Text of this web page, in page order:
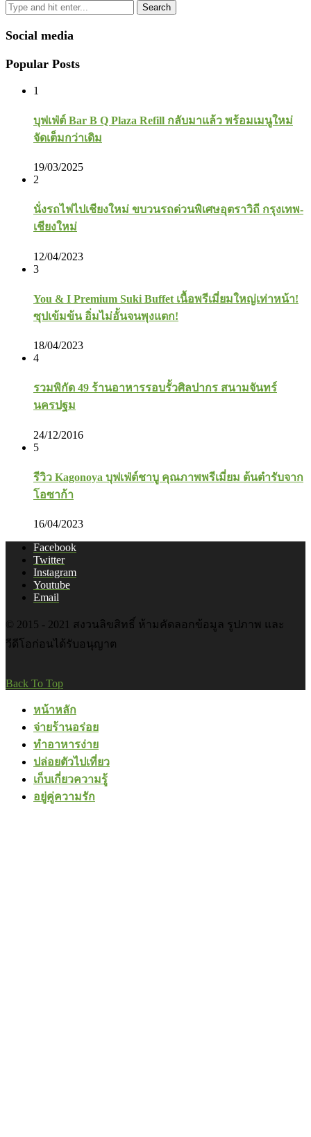
Search
Social media
Popular Posts
1
บุฟเฟ่ต์ Bar B Q Plaza Refill กลับมาแล้ว พร้อมเมนูใหม่
จัดเต็มกว่าเดิม
19/03/2025
2
นั่งรถไฟไปเชียงใหม่ ขบวนรถด่วนพิเศษอุตราวิถี กรุงเทพ-
เชียงใหม่
12/04/2023
3
You & I Premium Suki Buffet เนื้อพรีเมี่ยมใหญ่เท่าหน้า!
ซุปเข้มข้น อิ่มไม่อั้นจนพุงแตก!
18/04/2023
4
รวมพิกัด 49 ร้านอาหารรอบรั้วศิลปากร สนามจันทร์
นครปฐม
24/12/2016
5
รีวิว Kagonoya บุฟเฟ่ต์ชาบู คุณภาพพรีเมี่ยม ต้นตำรับจาก
โอซาก้า
16/04/2023
Facebook
Twitter
Instagram
Youtube
Email
© 2015 - 2021 สงวนลิขสิทธิ์ ห้ามคัดลอกข้อมูล รูปภาพ และ
วีดีโอก่อนได้รับอนุญาต
Back To Top
หน้าหลัก
จ่ายร้านอร่อย
ทำอาหารง่าย
ปล่อยตัวไปเที่ยว
เก็บเกี่ยวความรู้
อยู่คู่ความรัก